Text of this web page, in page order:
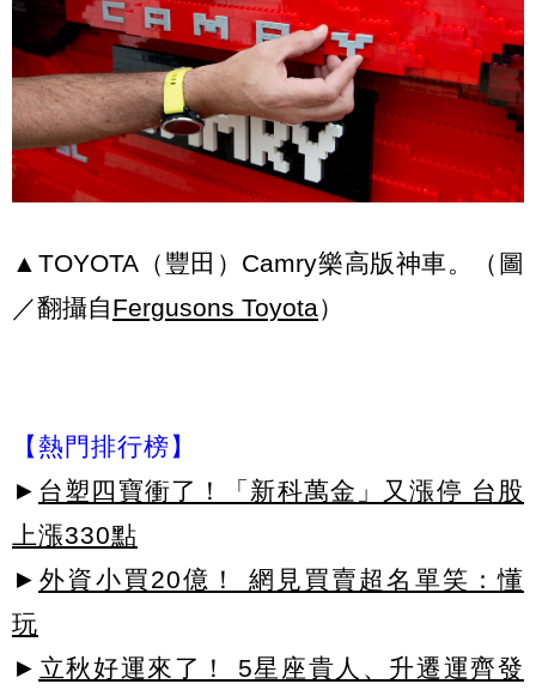
▲TOYOTA（豐田）Camry樂高版神車。（圖
／翻攝自Fergusons Toyota）
【熱門排行榜】
► 台塑四寶衝了！「新科萬金」又漲停 台股
上漲330點
► 外資小買20億！ 網見買賣超名單笑：懂
玩
► 立秋好運來了！ 5星座貴人、升遷運齊發